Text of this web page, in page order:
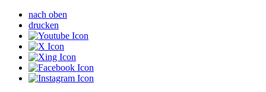
nach oben
drucken